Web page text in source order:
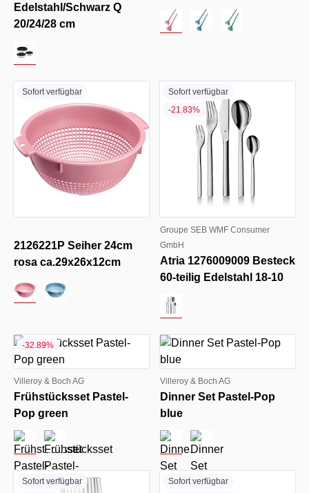
Edelstahl/Schwarz Q
20/24/28 cm
Sofort verfügbar
2126221P Seiher 24cm
rosa ca.29x26x12cm
Sofort verfügbar
-21.83%
Groupe SEB WMF Consumer
GmbH
Atria 1276009009 Besteck
60-teilig Edelstahl 18-10
-32.89%
Villeroy & Boch AG
Frühstücksset Pastel-
Pop green
Villeroy & Boch AG
Dinner Set Pastel-Pop
blue
Sofort verfügbar
Sofort verfügbar